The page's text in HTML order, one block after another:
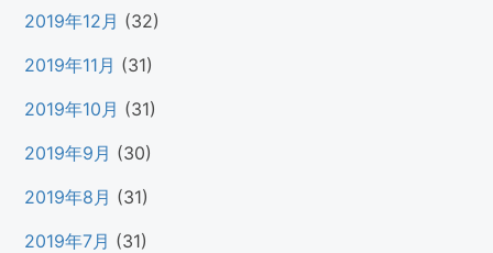
2019年12月 (32)
2019年11月 (31)
2019年10月 (31)
2019年9月 (30)
2019年8月 (31)
2019年7月 (31)